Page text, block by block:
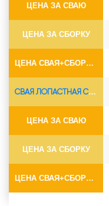
ЦЕНА ЗА СВАЮ
ЦЕНА ЗА СБОРКУ
ЦЕНА СВАЯ+СБОРКА (БЕЗ ОГОЛОВКА)
СВАЯ ЛОПАСТНАЯ СВС-Ø89*6.5
ЦЕНА ЗА СВАЮ
ЦЕНА ЗА СБОРКУ
ЦЕНА СВАЯ+СБОРКА (БЕЗ ОГОЛОВКА)